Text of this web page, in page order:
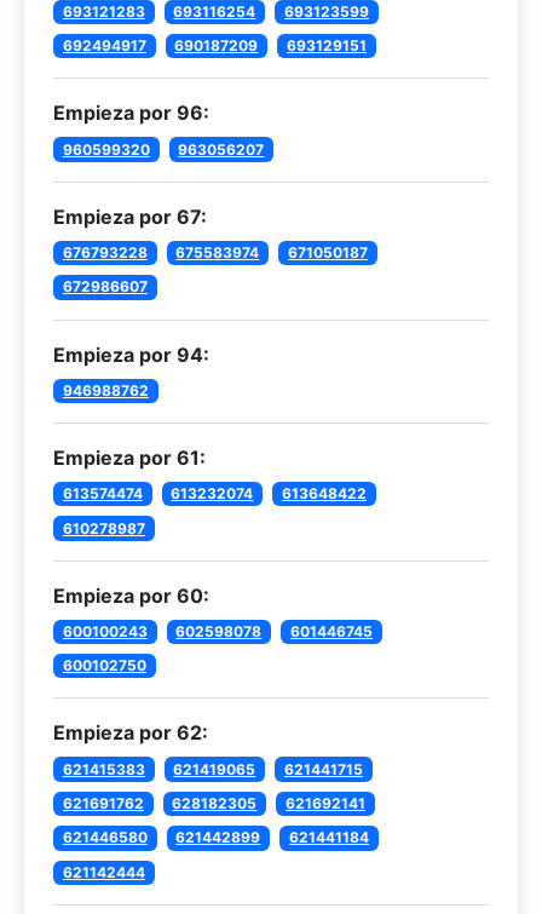
693121283 693116254
693123599
692494917
690187209 693129151
Empieza por 96:
960599320 963056207
Empieza por 67:
676793228 675583974
671050187
672986607
Empieza por 94:
946988762
Empieza por 61:
613574474 613232074
613648422
610278987
Empieza por 60:
600100243 602598078
601446745
600102750
Empieza por 62:
621415383 621419065
621441715
621691762
628182305
621692141
621446580
621442899
621441184
621142444